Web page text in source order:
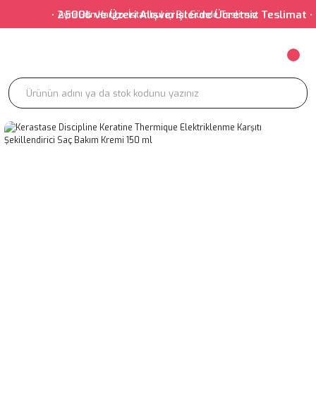
Aynı Gün Kargo-İstanbul içi Bir Günde Teslimat
• 2500₺ ve Üzeri Alışverişlerde Ücretsiz